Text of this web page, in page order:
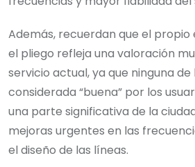
Además, recuerdan que el propio
el pliego refleja una valoración
servicio actual, ya que ninguna de
considerada “buena” por los
una parte significativa de la
mejoras urgentes en las
el diseño de las líneas.